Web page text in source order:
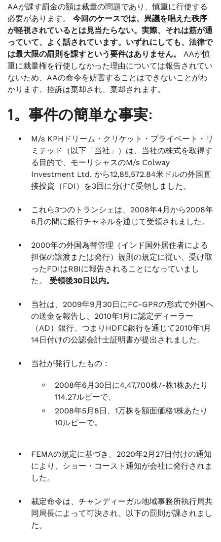
AAが課す罰金の額は裁量の問題であり、慎重に行使する
必要があります。 今回のケースでは、異議を唱えた秩序
が軽視されているとは見当たらない。実際、それは筋が通
っていて、よく話されています。いずれにしても、法律で
は最大限の罰則を課すという要件はありません。 AAが慎
重に裁量権を行使しなかった理由については報告されてい
ないため、AAの命令を妨害することはできないことがわ
かります。控訴は棄却され、棄却されます。
1。事件の簡単な事実:
M/s KPHドリーム・クリケット・プライベート・リ
ミテッド（以下「当社」）は、当社の株式を取得す
る目的で、モーリシャスのM/s Colway
Investment Ltd. から12,85,572.84米ドルの外国直
接投資（FDI）を3回に分けて受領しました。
これら3つのトランシェは、2008年4月から2008年
6月の間に銀行チャネルを通じて受領されました。
2000年の外国為替管理（インド国外居住者による
担保の譲渡または発行）規則の規定に従い、受け取
ったFDIはRBIに報告されることになっていまし
た。 受領後30日以内。
当社は、2009年9月30日にFC-GPRの形式で外国へ
の送金を報告し、2010年1月に認定ディーラー
（AD）銀行、つまりHDFC銀行を通じて2010年1月
14日付けの公認会計士証明書が提出されました。
当社が発行したもの：
2008年6月30日に4,47,700株/-株1株あたり
114.27ルピーで、
2008年5月8日、1万株を額面価格1株あたり
10ルピーで。
FEMAの規定に基づき、2020年2月27日付けの通知
により、ショー・コースト通知が会社に発行されま
した。
裁定命令は、チャンディーガル地域事務所執行局共
同局長によって可決され、以下の罰則が課されまし
た。